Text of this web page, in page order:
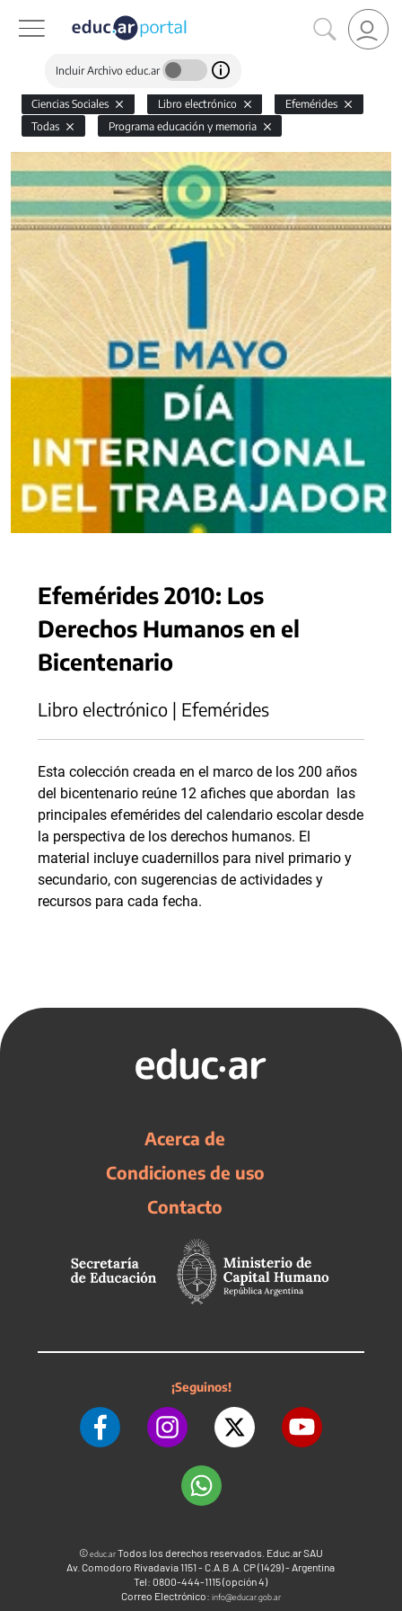
Incluir Archivo educ.ar
Ciencias Sociales Libro electrónico
Efemérides
Todas
Programa educación y memoria
Efemérides 2010: Los
Derechos Humanos en el
Bicentenario
Libro electrónico | Efemérides
Esta colección creada en el marco de los 200 años
del bicentenario reúne 12 afiches que abordan las
principales efemérides del calendario escolar desde
la perspectiva de los derechos humanos. El
material incluye cuadernillos para nivel primario y
secundario, con sugerencias de actividades y
recursos para cada fecha.
Acerca de
Condiciones de uso
Contacto
¡Seguinos!
©educ.arTodos los derechos reservados. Educ.ar SAU
Av. Comodoro Rivadavia 1151 - C.A.B.A. CP (1429) - Argentina
Tel: 0800-444-1115 (opción 4)
Correo Electrónico: info@educar.gob.ar